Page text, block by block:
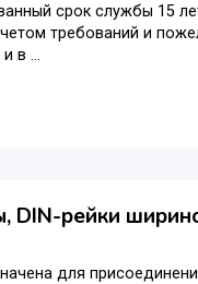
срок службы 15
требований и
в ...
рейки
для